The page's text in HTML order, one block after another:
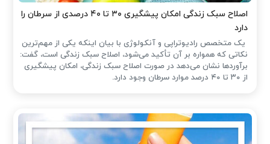
اصلاح سبک زندگی امکان پیشگیری ۳۰ تا ۴۰ درصدی از سرطان را
دارد
یک متخصص رادیوتراپی و آنکولوژی با بیان اینکه یکی از مهم‌ترین
نکاتی که همواره بر آن تأکید می‌شود، اصلاح سبک زندگی است، گفت:
برآوردها نشان می‌دهد در صورت اصلاح سبک زندگی، امکان پیشگیری
از ۳۰ تا ۴۰ درصد موارد سرطان وجود دارد.